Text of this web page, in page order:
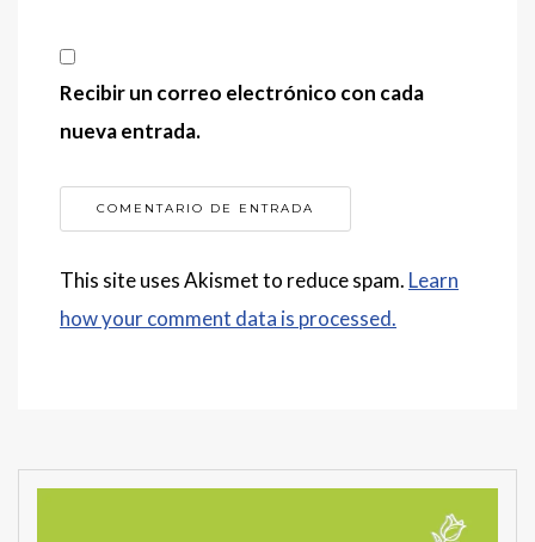
Recibir un correo electrónico con cada
nueva entrada.
This site uses Akismet to reduce spam. Learn
how your comment data is processed.